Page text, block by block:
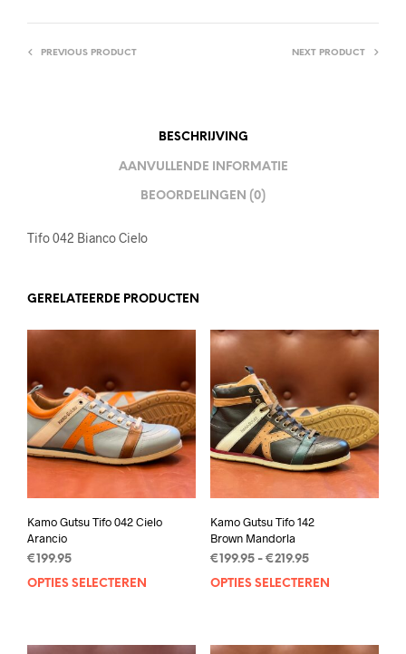
PREVIOUS PRODUCT NEXT PRODUCT
BESCHRIJVING
AANVULLENDE INFORMATIE
BEOORDELINGEN (0)
Tifo 042 Bianco Cielo
GERELATEERDE PRODUCTEN
Kamo Gutsu Tifo 042 Cielo
Arancio
€ 199.95
OPTIES SELECTEREN
Dit
meerdere
Kamo Gutsu Tifo 142
Brown Mandorla
€ 199.95 - €219.95Prijsklasse:
€199.95
OPTIES SELECTEREN